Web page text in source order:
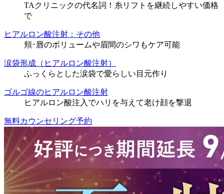
TAクリニックの代名詞！糸リフトを継続しやすい価格
で
ヒアルロン酸注射：その他
頬･唇のボリュームや眉間のシワもケア可能
涙袋形成（ヒアルロン酸注射）
ふっくらとした涙袋で愛らしい目元作り
ゴルゴ線のヒアルロン酸注射
ヒアルロン酸注入でハリを与えて老け顔を撃退
無料カウンセリング予約